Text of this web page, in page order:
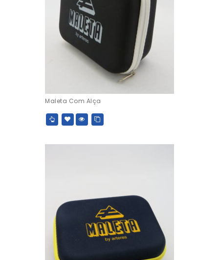
Maleta Com Alça